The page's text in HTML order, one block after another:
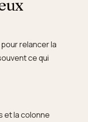
relancer la
ce qui
et la colonne